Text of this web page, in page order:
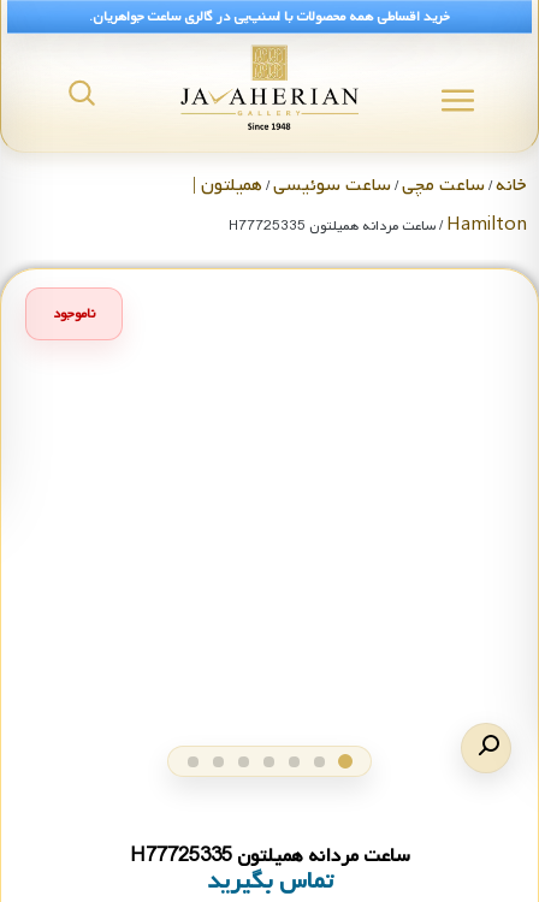
خرید اقساطی همه محصولات با اسنپ‌پی در گالری ساعت جواهریان.
خانه/ساعت مچی/ساعت سوئیسی/ همیلتون |
Hamilton/ ساعت مردانه همیلتون H77725335
ناموجود
ساعت مردانه همیلتون H77725335
تماس بگیرید